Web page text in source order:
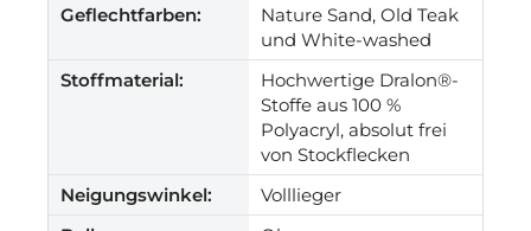
Geflechtfarben:
Nature Sand, Old Teak
und White-washed
Stoffmaterial:
Hochwertige Dralon®-
Stoffe aus 100 %
Polyacryl, absolut frei
von Stockflecken
Neigungswinkel:
Volllieger